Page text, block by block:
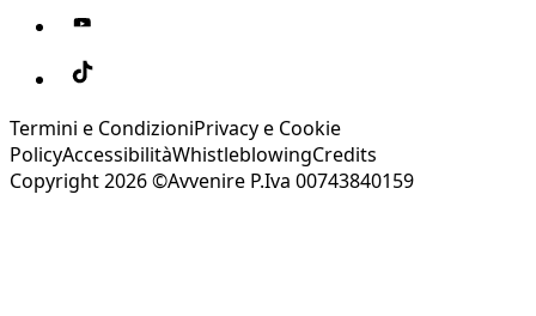
Termini e CondizioniPrivacy e Cookie
PolicyAccessibilitàWhistleblowingCredits
Copyright 2026 ©Avvenire P.Iva 00743840159